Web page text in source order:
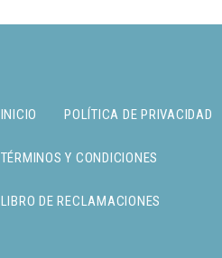
INICIO POLÍTICA DE PRIVACIDAD
TÉRMINOS Y CONDICIONES
LIBRO DE RECLAMACIONES